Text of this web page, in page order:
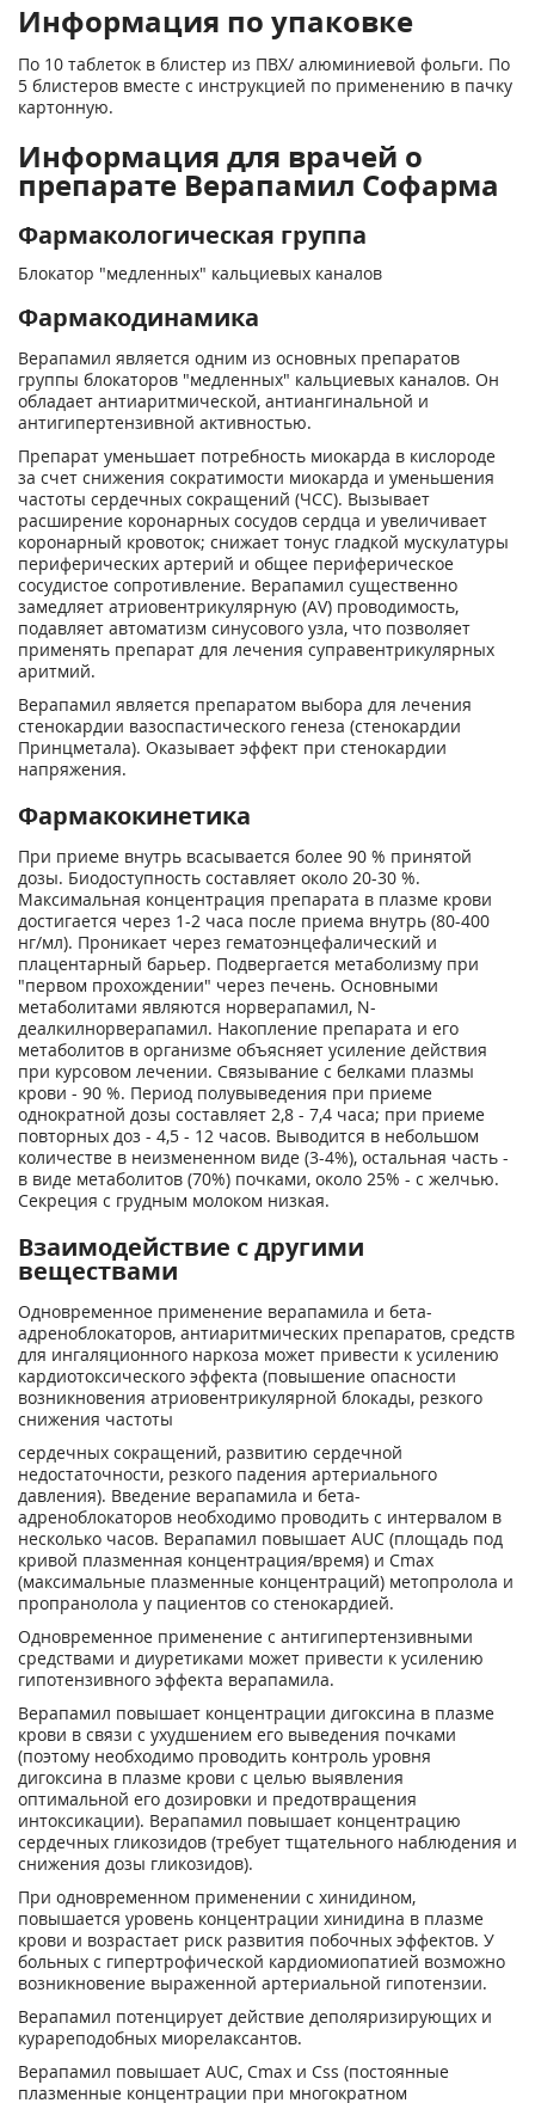
Информация по упаковке
По 10 таблеток в блистер из ПВХ/ алюминиевой фольги. По
5 блистеров вместе с инструкцией по применению в пачку
картонную.
Информация для врачей о
препарате Верапамил Софарма
Фармакологическая группа
Блокатор "медленных" кальциевых каналов
Фармакодинамика
Верапамил является одним из основных препаратов
группы блокаторов "медленных" кальциевых каналов. Он
обладает антиаритмической, антиангинальной и
антигипертензивной активностью.
Препарат уменьшает потребность миокарда в кислороде
за счет снижения сократимости миокарда и уменьшения
частоты сердечных сокращений (ЧСС). Вызывает
расширение коронарных сосудов сердца и увеличивает
коронарный кровоток; снижает тонус гладкой мускулатуры
периферических артерий и общее периферическое
сосудистое сопротивление. Верапамил существенно
замедляет атриовентрикулярную (AV) проводимость,
подавляет автоматизм синусового узла, что позволяет
применять препарат для лечения суправентрикулярных
аритмий.
Верапамил является препаратом выбора для лечения
стенокардии вазоспастического генеза (стенокардии
Принцметала). Оказывает эффект при стенокардии
напряжения.
Фармакокинетика
При приеме внутрь всасывается более 90 % принятой
дозы. Биодоступность составляет около 20-30 %.
Максимальная концентрация препарата в плазме крови
достигается через 1-2 часа после приема внутрь (80-400
нг/мл). Проникает через гематоэнцефалический и
плацентарный барьер. Подвергается метаболизму при
"первом прохождении" через печень. Основными
метаболитами являются норверапамил, N-
деалкилнорверапамил. Накопление препарата и его
метаболитов в организме объясняет усиление действия
при курсовом лечении. Связывание с белками плазмы
крови - 90 %. Период полувыведения при приеме
однократной дозы составляет 2,8 - 7,4 часа; при приеме
повторных доз - 4,5 - 12 часов. Выводится в небольшом
количестве в неизмененном виде (3-4%), остальная часть -
в виде метаболитов (70%) почками, около 25% - с желчью.
Секреция с грудным молоком низкая.
Взаимодействие с другими
веществами
Одновременное применение верапамила и бета-
адреноблокаторов, антиаритмических препаратов, средств
для ингаляционного наркоза может привести к усилению
кардиотоксического эффекта (повышение опасности
возникновения атриовентрикулярной блокады, резкого
снижения частоты
сердечных сокращений, развитию сердечной
недостаточности, резкого падения артериального
давления). Введение верапамила и бета-
адреноблокаторов необходимо проводить с интервалом в
несколько часов. Верапамил повышает AUC (площадь под
кривой плазменная концентрация/время) и Сmах
(максимальные плазменные концентраций) метопролола и
пропранолола у пациентов со стенокардией.
Одновременное применение с антигипертензивными
средствами и диуретиками может привести к усилению
гипотензивного эффекта верапамила.
Верапамил повышает концентрации дигоксина в плазме
крови в связи с ухудшением его выведения почками
(поэтому необходимо проводить контроль уровня
дигоксина в плазме крови с целью выявления
оптимальной его дозировки и предотвращения
интоксикации). Верапамил повышает концентрацию
сердечных гликозидов (требует тщательного наблюдения и
снижения дозы гликозидов).
При одновременном применении с хинидином,
повышается уровень концентрации хинидина в плазме
крови и возрастает риск развития побочных эффектов. У
больных с гипертрофической кардиомиопатией возможно
возникновение выраженной артериальной гипотензии.
Верапамил потенцирует действие деполяризирующих и
курареподобных миорелаксантов.
Верапамил повышает AUC, Сmах и Css (постоянные
плазменные концентрации при многократном